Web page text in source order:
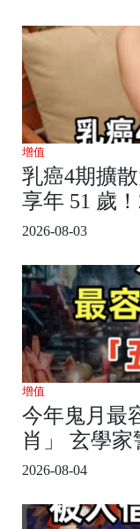
增值
乳癌4期擴
享年 51 歲
2026-08-03
增值
今年鬼月最
肖」 玄學家
2026-08-04